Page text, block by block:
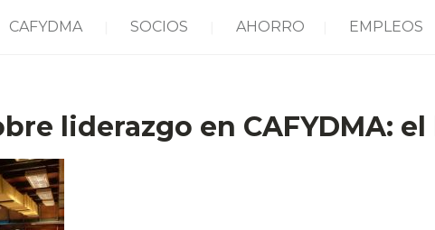
CAFYDMA SOCIOS AHORRO EMPLEOS
liderazgo en CAFYDMA: